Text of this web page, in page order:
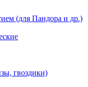
(для Пандора и др.)
гвоздики)